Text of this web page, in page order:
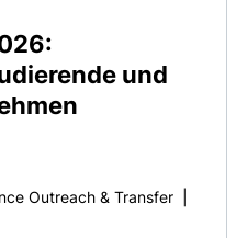
und
Outreach & Transfer